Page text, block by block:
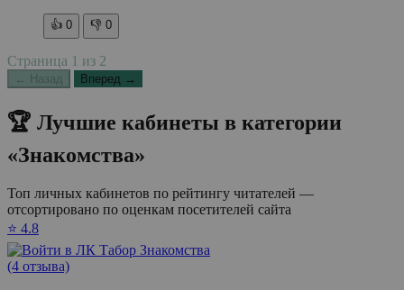
👍 0 👎 0
Страница 1 из 2
← Назад Вперед →
🏆 Лучшие кабинеты в категории
«Знакомства»
Топ личных кабинетов по рейтингу читателей —
отсортировано по оценкам посетителей сайта
⭐ 4.8
(4 отзыва)